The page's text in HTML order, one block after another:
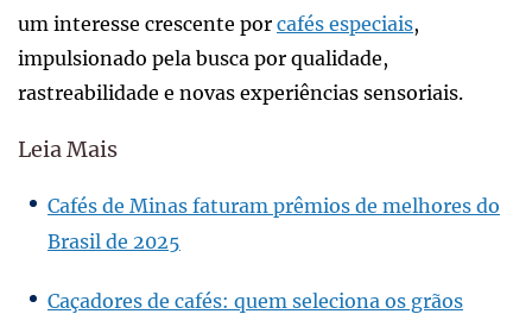
um interesse crescente por cafés especiais,
impulsionado pela busca por qualidade,
rastreabilidade e novas experiências sensoriais.
Leia Mais
Cafés de Minas faturam prêmios de melhores do
Brasil de 2025
Caçadores de cafés: quem seleciona os grãos